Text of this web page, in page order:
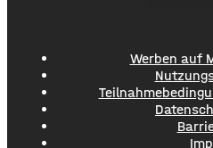
Werben auf